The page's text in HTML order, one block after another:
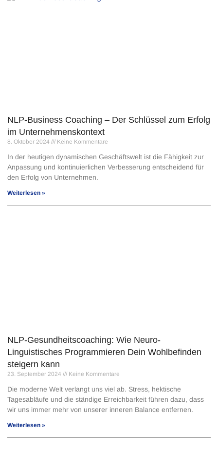
NLP-Business Coaching – Der Schlüssel zum Erfolg
im Unternehmenskontext
8. Oktober 2024 Keine Kommentare
In der heutigen dynamischen Geschäftswelt ist die Fähigkeit zur
Anpassung und kontinuierlichen Verbesserung entscheidend für
den Erfolg von Unternehmen.
Weiterlesen »
NLP-Gesundheitscoaching: Wie Neuro-
Linguistisches Programmieren Dein Wohlbefinden
steigern kann
23. September 2024 Keine Kommentare
Die moderne Welt verlangt uns viel ab. Stress, hektische
Tagesabläufe und die ständige Erreichbarkeit führen dazu, dass
wir uns immer mehr von unserer inneren Balance entfernen.
Weiterlesen »